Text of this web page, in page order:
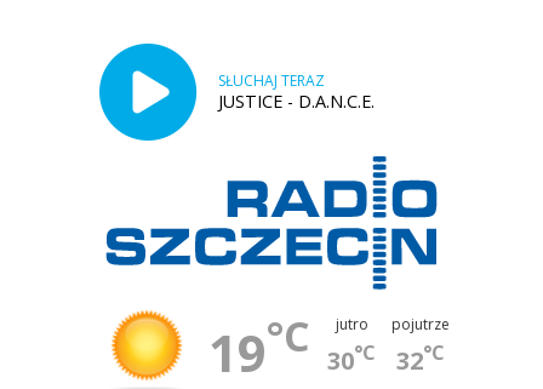
SŁUCHAJ TERAZ
JUSTICE - D.A.N.C.E.
19°C jutro
30°C
pojutrze
32°C